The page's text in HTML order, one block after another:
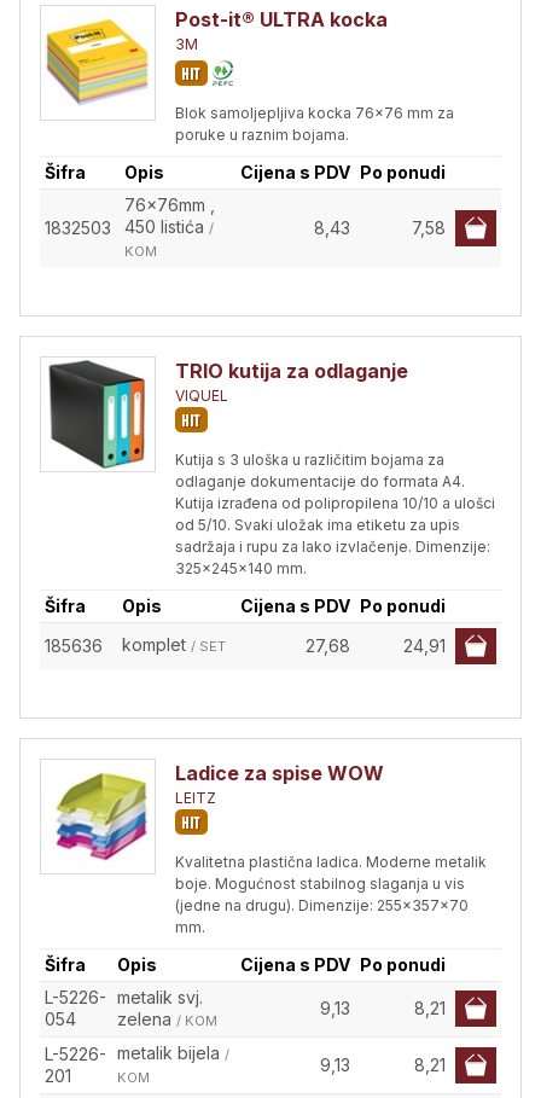
Post-it® ULTRA kocka
3M
Blok samoljepljiva kocka 76x76 mm za
poruke u raznim bojama.
Šifra Opis Cijena s PDV Po ponudi
1832503
76x76mm ,
450 listića /
KOM
8,43 7,58
TRIO kutija za odlaganje
VIQUEL
Kutija s 3 uloška u različitim bojama za
odlaganje dokumentacije do formata A4.
Kutija izrađena od polipropilena 10/10 a ulošci
od 5/10. Svaki uložak ima etiketu za upis
sadržaja i rupu za lako izvlačenje. Dimenzije:
325x245x140 mm.
Šifra Opis Cijena s PDV Po ponudi
185636
komplet / SET 27,68 24,91
Ladice za spise WOW
LEITZ
Kvalitetna plastična ladica. Moderne metalik
boje. Mogućnost stabilnog slaganja u vis
(jedne na drugu). Dimenzije: 255x357x70
mm.
Šifra Opis Cijena s PDV Po ponudi
L-5226-
054
metalik svj.
zelena / KOM
9,13 8,21
L-5226-
201
metalik bijela /
KOM
9,13 8,21